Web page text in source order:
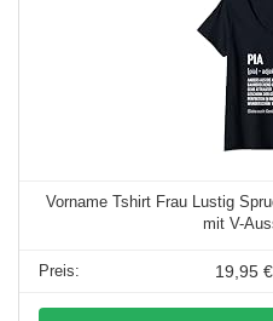
Vorname Tshirt Frau Lustig
mit V-
19,95 €